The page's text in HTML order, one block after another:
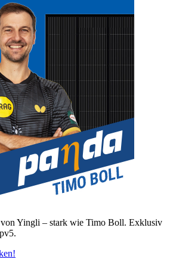
von Yingli – stark wie Timo Boll. Exklusiv